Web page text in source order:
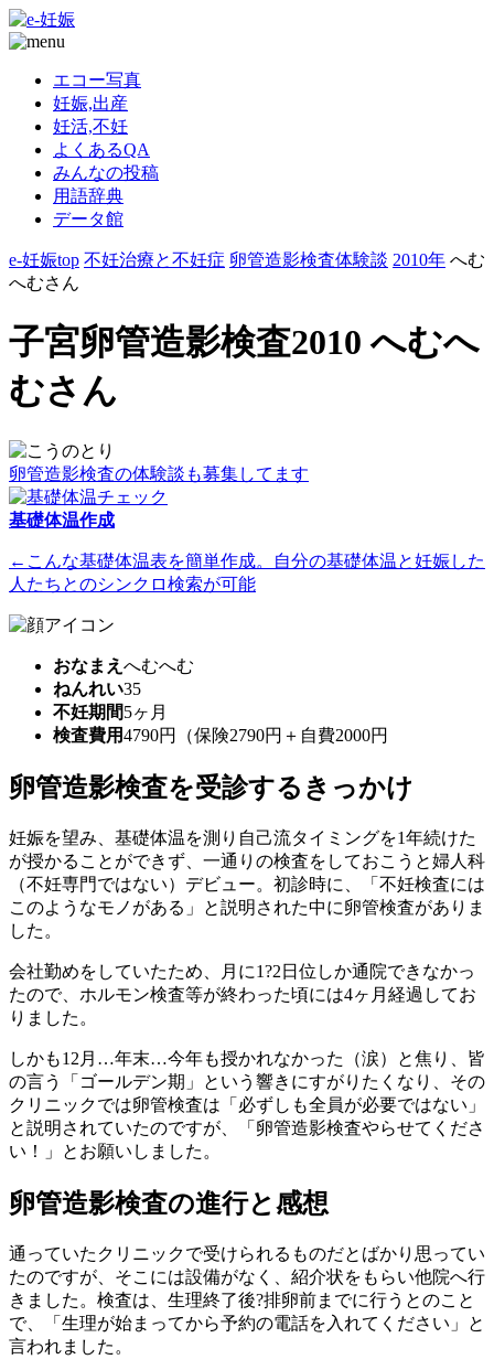
エコー写真
妊娠,出産
妊活,不妊
よくあるQA
みんなの投稿
用語辞典
データ館
e-妊娠top 不妊治療と不妊症 卵管造影検査体験談 2010年 へむ
へむさん
子宮卵管造影検査2010 へむへ
むさん
卵管造影検査の体験談も募集してます
基礎体温作成
←こんな基礎体温表を簡単作成。自分の基礎体温と妊娠した
人たちとのシンクロ検索が可能
おなまえ へむへむ
ねんれい35
不妊期間5ヶ月
検査費用4790円（保険2790円＋自費2000円
卵管造影検査を受診するきっかけ
妊娠を望み、基礎体温を測り自己流タイミングを1年続けた
が授かることができず、一通りの検査をしておこうと婦人科
（不妊専門ではない）デビュー。初診時に、「不妊検査には
このようなモノがある」と説明された中に卵管検査がありま
した。
会社勤めをしていたため、月に1?2日位しか通院できなかっ
たので、ホルモン検査等が終わった頃には4ヶ月経過してお
りました。
しかも12月…年末…今年も授かれなかった（涙）と焦り、皆
の言う「ゴールデン期」という響きにすがりたくなり、その
クリニックでは卵管検査は「必ずしも全員が必要ではない」
と説明されていたのですが、「卵管造影検査やらせてくださ
い！」とお願いしました。
卵管造影検査の進行と感想
通っていたクリニックで受けられるものだとばかり思ってい
たのですが、そこには設備がなく、紹介状をもらい他院へ行
きました。検査は、生理終了後?排卵前までに行うとのこと
で、「生理が始まってから予約の電話を入れてください」と
言われました。